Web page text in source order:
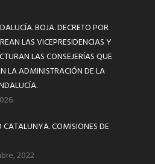
BOJA. DECRETO POR
LAS VICEPRESIDENCIAS Y
LAS CONSEJERÍAS QUE
LA ADMINISTRACIÓN DE LA
CATALUNYA. COMISIONES DE
2022